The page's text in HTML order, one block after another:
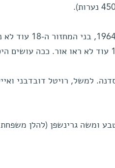
* כשמשתתפי המחזור הראשון
למשל, רויטל דובדבני
ומשה גרינשפן (להלן משפחת